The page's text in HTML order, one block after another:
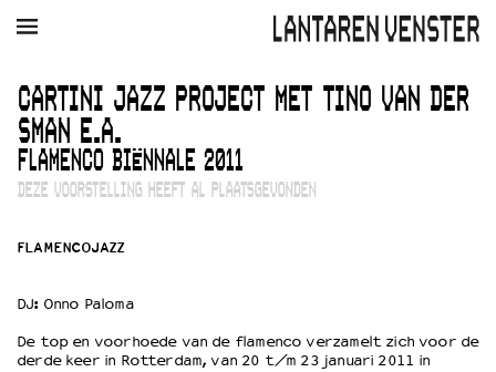
AGENDA FILM MUZIEK RESTAURANT VERHUUR
Winkelmandje
Zoek
PLAN JE BEZOEK
Bereikbaarheid
EDUCATIE
CARTINI JAZZ PROJECT MET TINO VAN DER
SMAN E.A.
FLAMENCO BIËNNALE 2011
DEZE VOORSTELLING HEEFT AL PLAATSGEVONDEN
FLAMENCOJAZZ
DJ: Onno Paloma
De top en voorhoede van de flamenco verzamelt zich voor de
derde keer in Rotterdam, van 20 t/m 23 januari 2011 in